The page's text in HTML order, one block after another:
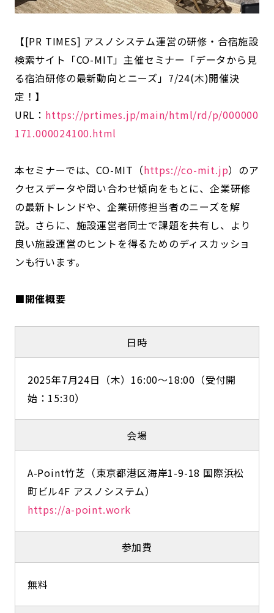
【[PR TIMES] アスノシステム運営の研修・合宿施設
検索サイト「CO-MIT」主催セミナー「データから見
る宿泊研修の最新動向とニーズ」7/24(木)開催決
定！】
URL： https://prtimes.jp/main/html/rd/p/000000
171.000024100.html
本セミナーでは、CO-MIT（https://co-mit.jp）のア
クセスデータや問い合わせ傾向をもとに、企業研修
の最新トレンドや、企業研修担当者のニーズを解
説。さらに、施設運営者同士で課題を共有し、より
良い施設運営のヒントを得るためのディスカッショ
ンも行います。
■開催概要
日時
2025年7月24日（木）16:00～18:00（受付開
始：15:30）
会場
A-Point竹芝（東京都港区海岸1-9-18 国際浜松
町ビル4F アスノシステム）
https://a-point.work
参加費
無料